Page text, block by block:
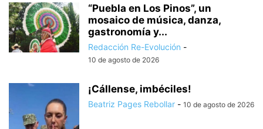
“Puebla en Los Pinos”, un
mosaico de música, danza,
gastronomía y...
Redacción Re-Evolución -
10 de agosto de 2026
¡Cállense, imbéciles!
Beatriz Pages Rebollar - 10 de agosto de 2026